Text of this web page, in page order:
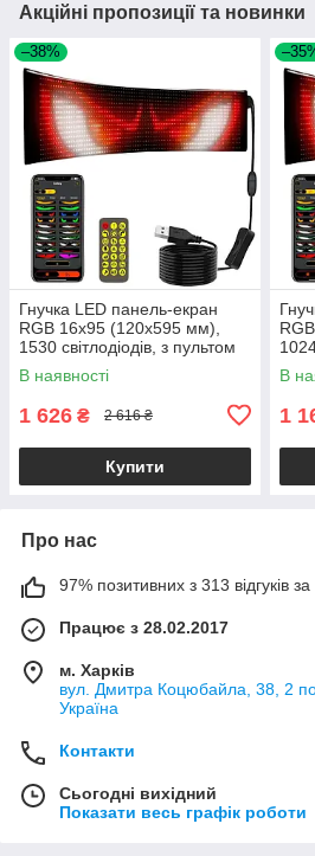
Акційні пропозиції та новинки
–38%
Гнучка LED панель-екран
RGB 16x95 (120x595 мм),
1530 світлодіодів, з пультом
та USB
В наявності
1 626 ₴ 2 616 ₴
Купити
та
В
1
Про нас
97% позитивних з 313 відгуків за
Працює з 28.02.2017
м. Харків
вул. Дмитра Коцюбайла, 38, 2
Україна
Контакти
Сьогодні вихідний
Показати весь графік роботи